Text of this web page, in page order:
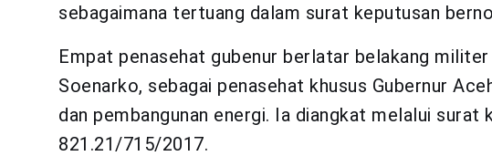
sebagaimana tertuang dalam surat keputusan
Empat penasehat gubenur berlatar belakang
Soenarko, sebagai penasehat khusus Gubernur
dan pembangunan energi. Ia diangkat melalui surat
821.21/715/2017.